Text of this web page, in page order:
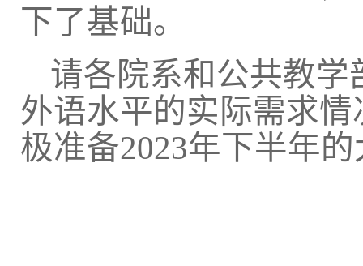
下了基础。
请各院系和公共教
外语水平的实际需求
极准备2023年下半年